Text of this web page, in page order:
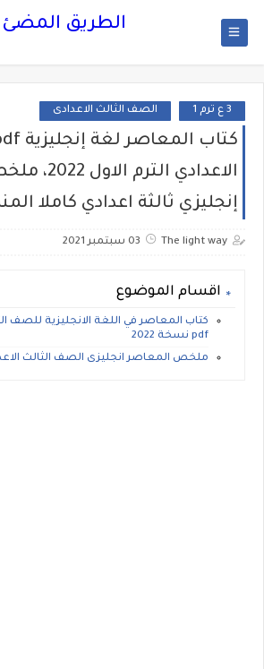
الطريق المضئ
3 ع ترم 1 الصف الثالث الاعدادى
الاعدادي
إنجليزي ثالثة اعدادي كاملا
The light way 03 سبتمبر 2021
اقسام الموضوع
كتاب المعاصر في اللغة الانجليزية للصف
pdf نسخة 2022
ملخص المعاصر انجليزى الصف الثالث الاعدادي